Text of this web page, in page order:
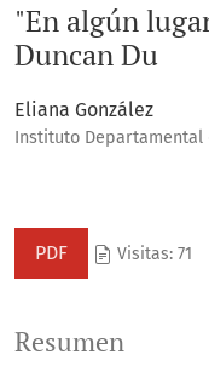
"En algún
Duncan Du
Eliana González
Instituto Departamental
PDF Visitas: 71
Resumen